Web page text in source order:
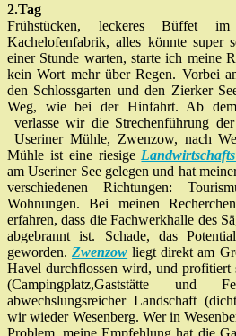
2.Tag
Frühstücken, leckeres Büffet
Kachelofenfabrik, alles könnte super
einer Stunde warten, starte ich meine
kein Wort mehr über Regen. Vorbei
den Schlossgarten und den Zierker
Weg, wie bei der Hinfahrt. Ab
verlasse wir die Strechenführung
Useriner Mühle, Zwenzow, nach
Mühle ist eine riesige
am Useriner See gelegen und hat
verschiedenen Richtungen:
Wohnungen. Bei meinen
erfahren, dass die Fachwerkhalle des
abgebrannt ist. Schade, das
geworden.Zwenzow liegt direkt am
Havel durchflossen wird, und profitiert
(Campingplatz,Gaststätte und
abwechslungsreicher Landschaft
wir wieder Wesenberg. Wer in
Problem, meine Empfehlung hat die